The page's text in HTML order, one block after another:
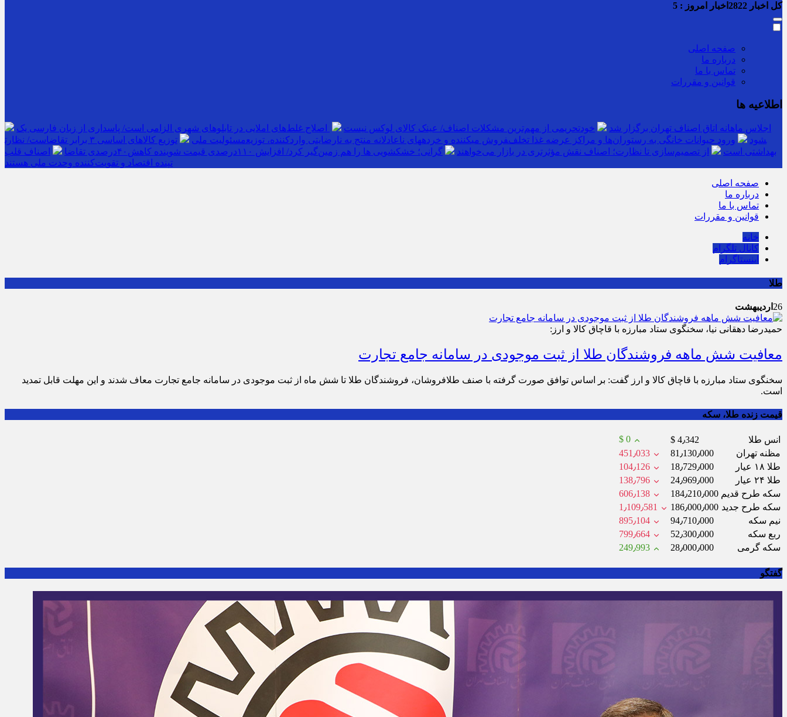
کل اخبار اخبار امروز : 5
صفحه اصلی
درباره ما
تماس با ما
قوانین و مقررات
اطلاعیه ها
اجلاس ماهانه اتاق اصناف تهران برگزار شد خودتحریمی از مهم‌ترین مشکلات اصناف/ عینک کالای لوکس نیست
اصلاح غلط‌های املایی در تابلوهای شهری الزامی است/ پاسداری از زبان فارسی یک
مسئولیت ملی
توزیع کالاهای اساسی ۳ برابر تقاضاست/ نظارت‎های ناعادلانه منتج به نارضایتی واردکننده، توزیع‎کننده و خرده‎فروش می‎شود
ورود حیوانات خانگی به رستوران‌ها و مراکز عرضه غذا تخلف
بهداشتی است
از تصمیم‌سازی تا نظارت؛ اصناف نقش مؤثرتری در بازار می‌خواهند گرانی؛ خشکشویی‌ ها را هم زمین‌گیر کرد/ افزایش ۱۱۰درصدی قیمت شوینده کاهش۴۰درصدی تقاضا
اصناف قلب
تپنده اقتصاد و تقویت‌کننده وحدت ملی هستند
صفحه اصلی
درباره ما
تماس با ما
قوانین و مقررات
خانه
کانال تلگرام
اینستاگرام
طلا
26 اردیبهشت
حمیدرضا دهقانی نیا، سخنگوی ستاد مبارزه با قاچاق کالا و ارز:
معافیت شش ماهه فروشندگان طلا از ثبت موجودی در سامانه جامع تجارت
سخنگوی ستاد مبارزه با قاچاق کالا و ارز گفت: بر اساس توافق صورت گرفته با صنف طلافروشان، فروشندگان طلا تا شش ماه از ثبت موجودی در سامانه جامع تجارت معاف شدند و این مهلت قابل تمدید
است.
قیمت زنده طلا، سکه
انس طلا $ 4٫342
$ 0
مظنه تهران
81٫130٫000
451٫033
طلا ۱۸ عیار
18٫729٫000
104٫126
طلا ۲۴ عیار
24٫969٫000
138٫796
سکه طرح قدیم 184٫210٫000
606٫138
سکه طرح جدید 186٫000٫000
1٫109٫581
نیم سکه
94٫710٫000
895٫104
ربع سکه
52٫300٫000
799٫664
سکه گرمی
28٫000٫000 249٫993
گفتگو